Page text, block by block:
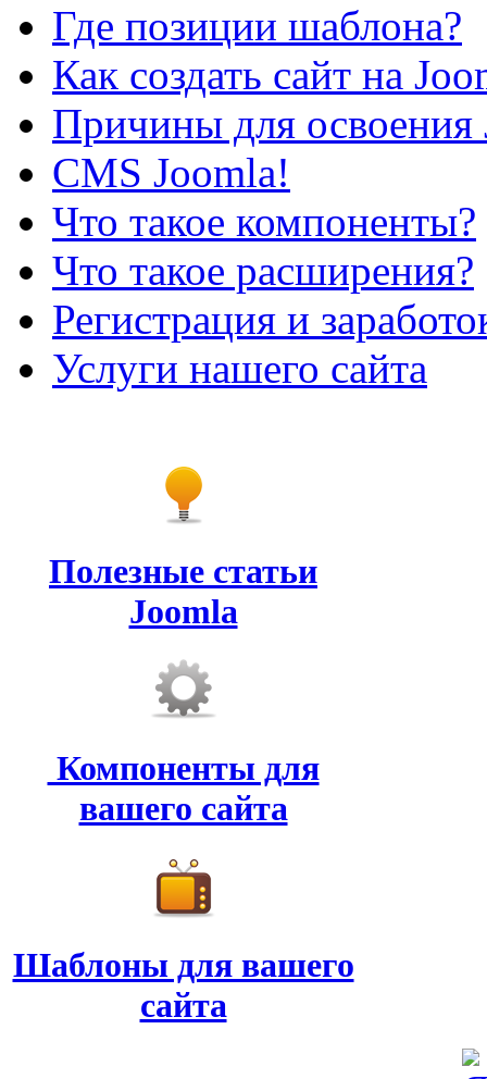
Где позиции шаблона?
Как создать сайт на
Причины для освоения
CMS Joomla!
Что такое компоненты?
Что такое расширения?
Регистрация и
Услуги нашего сайта
Полезные статьи
Joomla
Компоненты для
вашего сайта
Шаблоны для вашего
сайта